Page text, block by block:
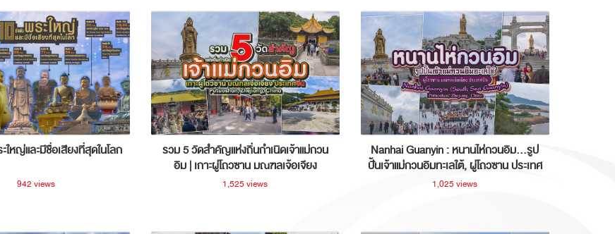
หญ่และมีชื่อเสียงที่สุดในโลก
942 views
รวม 5 วัดสำคัญแห่งถิ่นกำเนิดเจ้าแม่กวน
อิม | เกาะผู่โถวซาน มณฑลเจ้อเจียง
ประเทศจีน
1,525 views
Nanhai Guanyin : หนานไห่กวนอิม...รูป
ปั้นเจ้าแม่กวนอิมทะเลใต้, ผู่โถวซาน ประเทศ
จีน
1,025 views